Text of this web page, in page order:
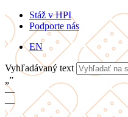
Stáž v HPI
Podporte nás
EN
Vyhľadávaný text
„”
—
—